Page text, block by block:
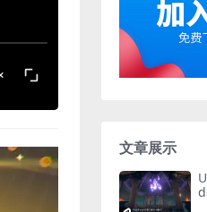
文章展示